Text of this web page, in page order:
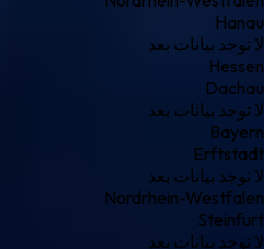
Hanau
لا توجد بيانات بعد
Hessen
Dachau
لا توجد بيانات بعد
Bayern
Erftstadt
لا توجد بيانات بعد
Nordrhein-Westfalen
Steinfurt
لا توجد بيانات بعد